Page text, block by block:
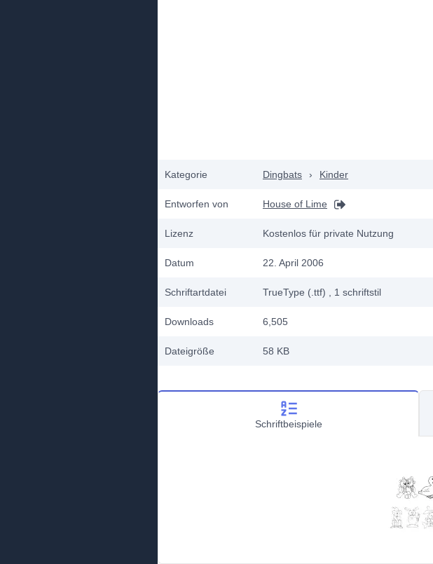
Kategorie Dingbats › Kinder
Entworfen von House of Lime
Lizenz Kostenlos für private Nutzung
Datum 22. April 2006
Schriftartdatei TrueType (.ttf) , 1 schriftstil
Downloads 6,505
Dateigröße 58 KB
Schriftbeispiele